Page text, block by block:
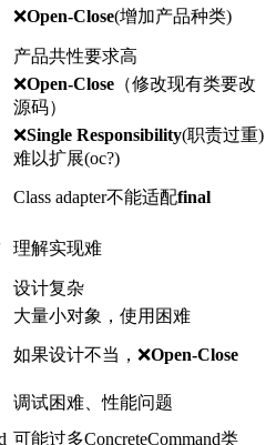
❌Open-Close(增加产品种类)
产品共性要求高
❌Open-Close （修改现有类要改
源码）
❌Single Responsibility(职责过重)
难以扩展(oc?)
Class adapter不能适配final
理解实现难
设计复杂
大量小对象，使用困难
如果设计不当，❌Open-Close
调试困难、性能问题
可能过多ConcreteCommand类